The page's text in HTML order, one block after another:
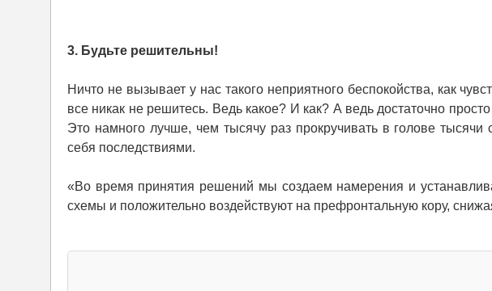
3. Будьте решительны!
Ничто не вызывает у нас такого неприятного беспокойства, как
все никак не решитесь. Ведь какое? И как? А ведь достаточно
Это намного лучше, чем тысячу раз прокручивать в голове тысячи
себя последствиями.
«Во время принятия решений мы создаем намерения и
схемы и положительно воздействуют на префронтальную кору,